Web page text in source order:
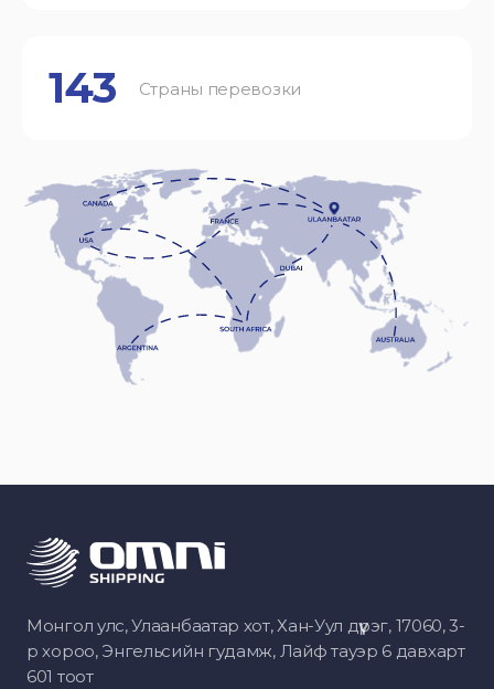
143 Страны перевозки
Монгол улс, Улаанбаатар хот, Хан-Уул дүүрэг, 17060, 3-
р хороо, Энгельсийн гудамж, Лайф тауэр 6 давхарт
601 тоот